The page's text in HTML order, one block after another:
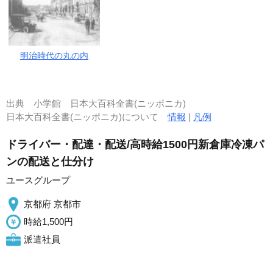
明治時代の丸の内
出典 小学館 日本大百科全書(ニッポニカ)
日本大百科全書(ニッポニカ)について情報 | 凡例
ドライバー・配達・配送/高時給1500円新倉庫冷凍パ
ンの配送と仕分け
ユースグループ
京都府 京都市
時給1,500円
派遣社員